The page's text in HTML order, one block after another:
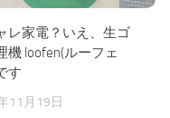
レ家電？いえ、生ゴ
機 loofen(ルーフェ
す
11月19日